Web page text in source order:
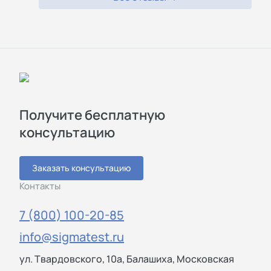
Получите бесплатную
консультацию
Заказать консультацию
Контакты
7 (800) 100-20-85
info@sigmatest.ru
ул. Твардовского, 10а, Балашиха, Московская